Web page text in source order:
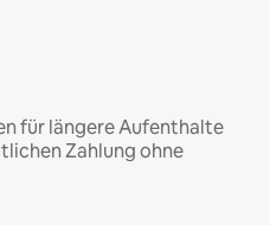
für längere Aufenthalte
Zahlung ohne